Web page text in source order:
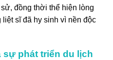
đồng thời thể hiện lòng
sĩ đã hy sinh vì nền độc
phát triển du lịch